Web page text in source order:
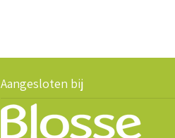
Aangesloten bij